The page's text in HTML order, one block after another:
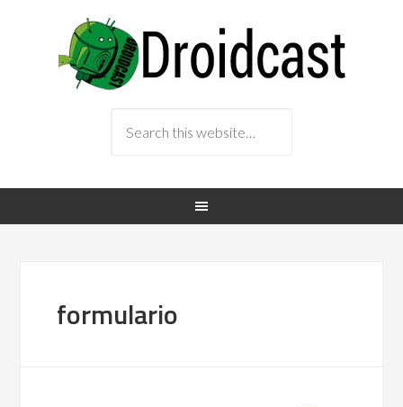
formulario